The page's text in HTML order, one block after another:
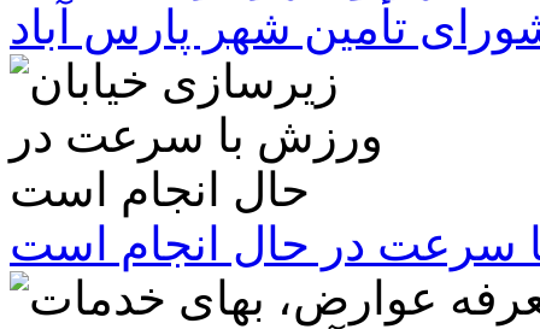
تأمین شهر پارس آباد
سرعت در حال انجام است